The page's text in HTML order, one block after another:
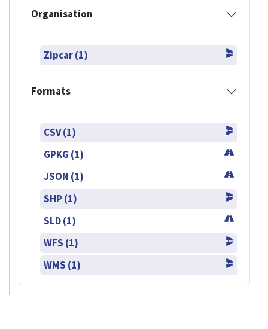
Organisation
Zipcar (1)
Formats
CSV (1)
GPKG (1)
JSON (1)
SHP (1)
SLD (1)
WFS (1)
WMS (1)